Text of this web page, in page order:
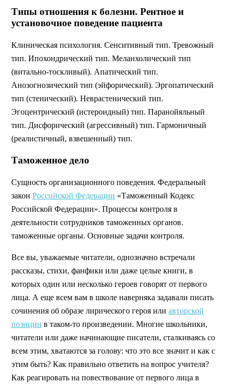
Типы отношения к болезни. Рентное и
установочное поведение пациента
Клиническая психология. Сенситивный тип. Тревожный
тип. Ипохондрический тип. Меланхолический тип
(витально-тоскливый). Апатический тип.
Анозогнозический тип (эйфорический). Эргопатический
тип (стенический). Неврастенический тип.
Эгоцентрический (истероидный) тип. Паранойяльный
тип. Дисфорический (агрессивный) тип. Гармоничный
(реалистичный, взвешенный) тип.
Таможенное дело
Сущность организационного поведения. Федеральный
закон Российской Федерации «Таможенный Кодекс
Российской Федерации». Процессы контроля в
деятельности сотрудников таможенных органов.
таможенные органы. Основные задачи контроля.
Все вы, уважаемые читатели, однозначно встречали
рассказы, стихи, фанфики или даже целые книги, в
которых один или несколько героев говорят от первого
лица. А еще всем вам в школе наверняка задавали писать
сочинения об образе лирического героя или авторской
позиции в таком-то произведении. Многие школьники,
читатели или даже начинающие писатели, сталкиваясь со
всем этим, хватаются за голову: что это все значит и как с
этим быть? Как правильно ответить на вопрос учителя?
Как реагировать на повествование от первого лица в